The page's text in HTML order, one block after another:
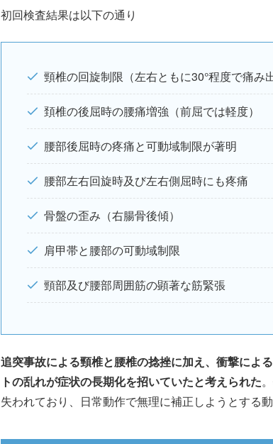
初回検査結果は以下の通り
頸椎の回旋制限（左右ともに30°程度で痛み
頚椎の後屈時の腰痛増強（前屈では軽度）
腰部後屈時の疼痛と可動域制限が著明
腰部左右回旋時及び左右側屈時にも疼痛
骨盤の歪み（右腸骨後傾）
肩甲帯と腰部の可動域制限
頸部及び腰部周囲筋の顕著な筋緊張
追突事故による頸椎と腰椎の捻挫に加え、衝撃によ
トの乱れが症状の長期化を招いていたと考えられた
失われており、日常動作で無理に補正しようとする